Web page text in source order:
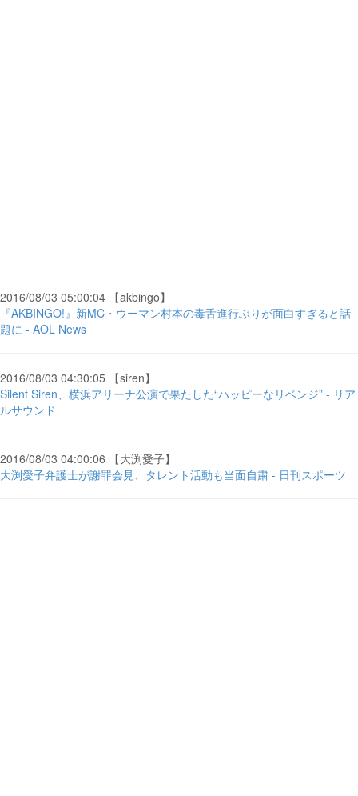
2016/08/03 05:00:04 【akbingo】
『AKBINGO!』新MC・ウーマン村本の毒舌進行ぶりが面白すぎると話
題に - AOL News
2016/08/03 04:30:05 【siren】
Silent Siren、横浜アリーナ公演で果たした“ハッピーなリベンジ” - リア
ルサウンド
2016/08/03 04:00:06 【大渕愛子】
大渕愛子弁護士が謝罪会見、タレント活動も当面自粛 - 日刊スポーツ